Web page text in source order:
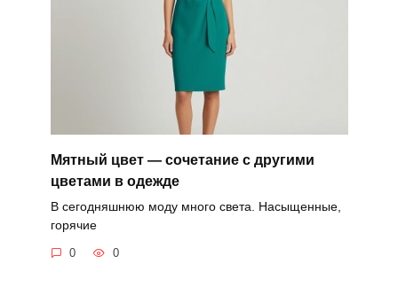
Мятный цвет — сочетание с другими
цветами в одежде
В сегодняшнюю моду много света. Насыщенные,
горячие
0 0